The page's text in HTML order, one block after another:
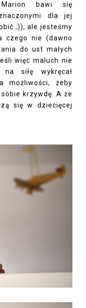
bawi się
dla jej
;)), ale jesteśmy
czego nie (dawno
do ust małych
więc maluch nie
siłę wykręcał
możliwości, żeby
krzywdę. A że
się w dziecięcej